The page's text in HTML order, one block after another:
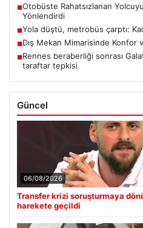
■Otobüste Rahatsızlanan
Yönlendirdi
■Yola düştü, metrobüs çarptı:
■Dış Mekan Mimarisinde Konfor
■Rennes beraberliği sonrası
taraftar tepkisi
Güncel
06/08/2026
Transfer krizi soruşturmaya
harekete geçildi